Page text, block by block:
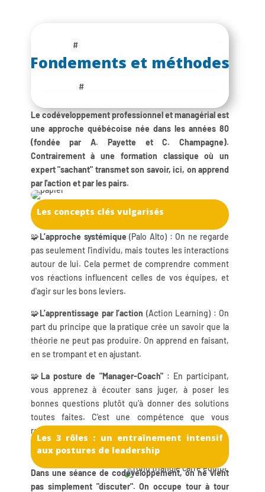
#
Fondements et méthodes
#
Le codéveloppement professionnel et managérial est
une approche québécoise née dans les années 80
(fondée par A. Payette et C. Champagne).
Contrairement à une formation classique où un
expert "sachant" transmet son savoir, ici, on apprend
par l'action et par les pairs.
Les concepts clés vulgarisés
🧩L’approche systémique (Palo Alto) : On ne regarde
pas seulement l'individu, mais toutes les interactions
autour de lui. Cela permet de comprendre comment
vos réactions influencent celles de vos équipes, et
d'agir sur les bons leviers.
🧩L’apprentissage par l’action (Action Learning) : On
part du principe que la pratique crée un savoir que la
théorie ne peut pas produire. On apprend en faisant,
en se trompant et en ajustant.
🧩 La posture de "Manager-Coach": En participant,
vous apprenez à écouter sans juger, à poser les
bonnes questions plutôt qu'à donner des solutions
toutes faites. C'est une compétence que vous
ramenez directement dans votre entreprise.
Les 3 rôles : un entraînement intensif
aux postures de leadership
Dans une séance de codéveloppement, on ne vient
pas simplement "discuter". On occupe tour à tour